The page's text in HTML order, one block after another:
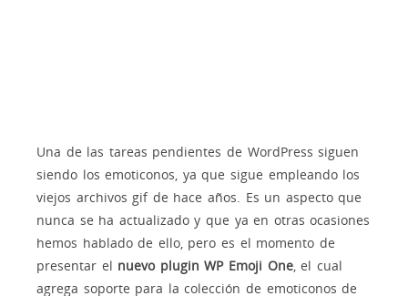
Una de las tareas pendientes de WordPress siguen
siendo los emoticonos, ya que sigue empleando los
viejos archivos gif de hace años. Es un aspecto que
nunca se ha actualizado y que ya en otras ocasiones
hemos hablado de ello, pero es el momento de
presentar el nuevo plugin WP Emoji One, el cual
agrega soporte para la colección de emoticonos de